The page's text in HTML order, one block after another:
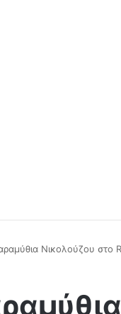
Νικολούζου στο